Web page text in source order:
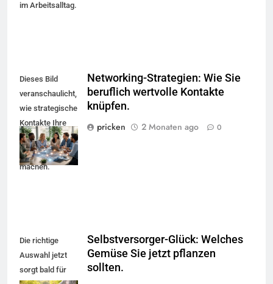
im Arbeitsalltag.
Dieses Bild
veranschaulicht,
wie strategische
Kontakte Ihre
Leistung
sichtbar
machen.
Networking-Strategien: Wie Sie
beruflich wertvolle Kontakte
knüpfen.
pricken
2 Monaten ago 0
Die richtige
Auswahl jetzt
sorgt bald für
Selbstversorger-Glück: Welches
Gemüse Sie jetzt pflanzen
sollten.